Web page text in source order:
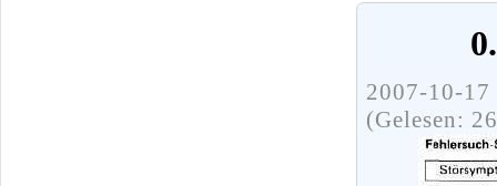
2007-10-
(Gelesen: